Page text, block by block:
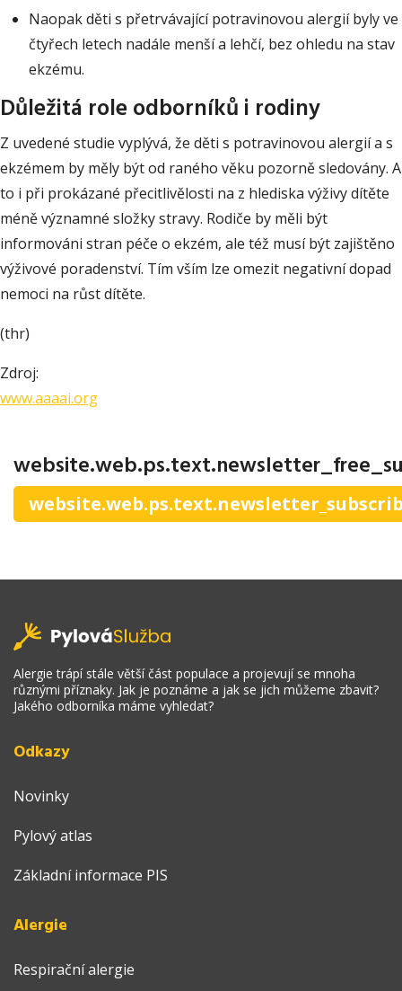
Naopak děti s přetrvávající potravinovou alergií byly ve
čtyřech letech nadále menší a lehčí, bez ohledu na stav
ekzému.
Důležitá role odborníků i rodiny
Z uvedené studie vyplývá, že děti s potravinovou alergií a s
ekzémem by měly být od raného věku pozorně sledovány. A
to i při prokázané přecitlivělosti na z hlediska výživy dítěte
méně významné složky stravy. Rodiče by měli být
informováni stran péče o ekzém, ale též musí být zajištěno
výživové poradenství. Tím vším lze omezit negativní dopad
nemoci na růst dítěte.
(thr)
Zdroj:
www.aaaai.org
Alergie trápí stále větší část populace a projevují se mnoha
různými příznaky. Jak je poznáme a jak se jich můžeme zbavit?
Jakého odborníka máme vyhledat?
Odkazy
Novinky
Pylový atlas
Základní informace PIS
Alergie
Respirační alergie